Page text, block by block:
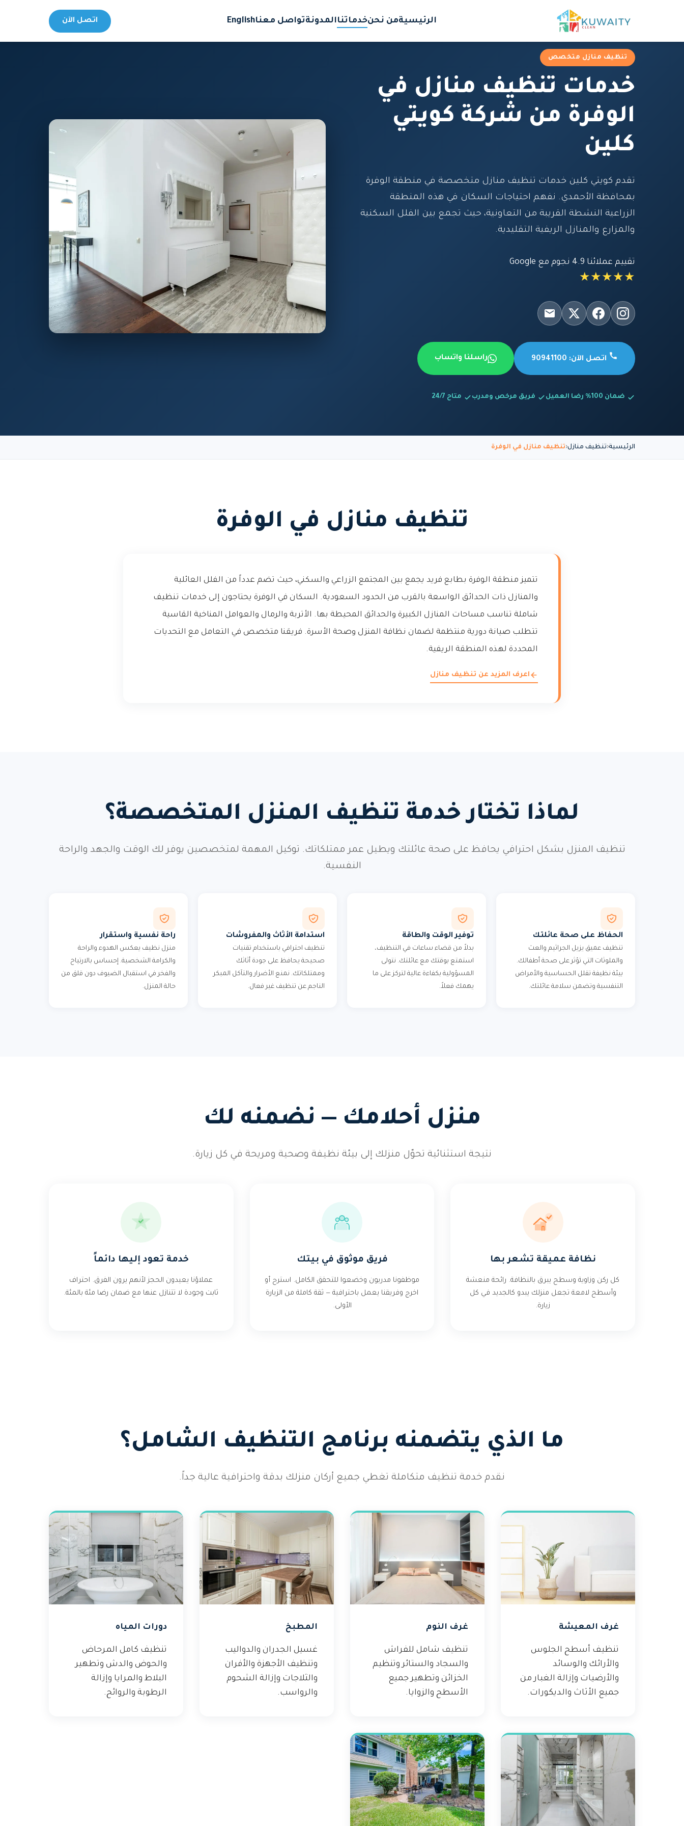
الرئيسيةمن نحنخدماتناالمدونةتواصل معناEnglish اتصل الآن
تنظيف منازل متخصص
خدمات تنظيف منازل في
الوفرة من شركة كويتي
كلين
تقدم كويتي كلين خدمات تنظيف منازل متخصصة في منطقة الوفرة
بمحافظة الأحمدي. نفهم احتياجات السكان في هذه المنطقة
الزراعية النشطة القريبة من التعاونية، حيث تجمع بين الفلل السكنية
والمزارع والمنازل الريفية التقليدية.
تقييم عملائنا 4.9 نجوم مع Google
★★★★★
اتصل الآن: 90941100 راسلنا واتساب
ضمان 100% رضا العميل فريق مرخص ومدرب متاح 24/7
الرئيسية تنظيف منازل تنظيف منازل في الوفرة
تنظيف منازل في الوفرة
تتميز منطقة الوفرة بطابع فريد يجمع بين المجتمع الزراعي والسكني، حيث تضم عدداً من الفلل العائلية
والمنازل ذات الحدائق الواسعة بالقرب من الحدود السعودية. السكان في الوفرة يحتاجون إلى خدمات تنظيف
شاملة تناسب مساحات المنازل الكبيرة والحدائق المحيطة بها. الأتربة والرمال والعوامل المناخية القاسية
تتطلب صيانة دورية منتظمة لضمان نظافة المنزل وصحة الأسرة. فريقنا متخصص في التعامل مع التحديات
المحددة لهذه المنطقة الريفية.
اعرف المزيد عن تنظيف منازل
لماذا تختار خدمة تنظيف المنزل المتخصصة؟
تنظيف المنزل بشكل احترافي يحافظ على صحة عائلتك ويطيل عمر ممتلكاتك. توكيل المهمة لمتخصصين يوفر لك الوقت والجهد والراحة
النفسية.
الحفاظ على صحة عائلتك
تنظيف عميق يزيل الجراثيم والعث
والملوثات التي تؤثر على صحة أطفالك.
بيئة نظيفة تقلل الحساسية والأمراض
التنفسية وتضمن سلامة عائلتك.
توفير الوقت والطاقة
بدلاً من قضاء ساعات في التنظيف،
استمتع بوقتك مع عائلتك. نتولى
المسؤولية بكفاءة عالية لتركز على ما
يهمك فعلاً.
استدامة الأثاث والمفروشات
تنظيف احترافي باستخدام تقنيات
صحيحة يحافظ على جودة أثاثك
وممتلكاتك. نمنع الأضرار والتآكل المبكر
الناجم عن تنظيف غير فعال.
راحة نفسية واستقرار
منزل نظيف يعكس الهدوء والراحة
والكرامة الشخصية. إحساس بالارتياح
والفخر في استقبال الضيوف دون قلق من
حالة المنزل.
منزل أحلامك — نضمنه لك
نتيجة استثنائية تحوّل منزلك إلى بيئة نظيفة وصحية ومريحة في كل زيارة.
نظافة عميقة تشعر بها
كل ركن وزاوية وسطح يبرق بالنظافة. رائحة منعشة
وأسطح لامعة تجعل منزلك يبدو كالجديد في كل
زيارة.
فريق موثوق في بيتك
موظفونا مدربون وخضعوا للتحقق الكامل. استرح أو
اخرج وفريقنا يعمل باحترافية — ثقة كاملة من الزيارة
الأولى.
خدمة تعود إليها دائماً
عملاؤنا يعيدون الحجز لأنهم يرون الفرق. احتراف
ثابت وجودة لا تتنازل عنها مع ضمان رضا مئة بالمئة.
ما الذي يتضمنه برنامج التنظيف الشامل؟
نقدم خدمة تنظيف متكاملة تغطي جميع أركان منزلك بدقة واحترافية عالية جداً.
غرف المعيشة
تنظيف أسطح الجلوس
والأرائك والوسائد
والأرضيات وإزالة الغبار من
جميع الأثاث والديكورات.
غرف النوم
تنظيف شامل للفراش
والسجاد والستائر وتنظيم
الخزائن وتطهير جميع
الأسطح والزوايا.
المطبخ
غسيل الجدران والدواليب
وتنظيف الأجهزة والأفران
والثلاجات وإزالة الشحوم
والرواسب.
دورات المياه
تنظيف كامل المرحاض
والحوض والدش وتطهير
البلاط والمرايا وإزالة
الرطوبة والروائح.